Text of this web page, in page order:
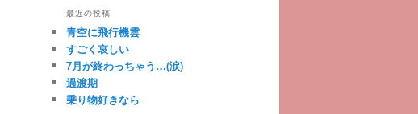
最近の投稿
青空に飛行機雲
すごく哀しい
7月が終わっちゃう…(涙)
過渡期
乗り物好きなら